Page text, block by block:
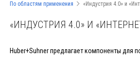
По областям применения
«Индустрия 4.0» и
«ИНДУСТРИЯ 4.0» И
Huber+Suhner предлагает компоненты для